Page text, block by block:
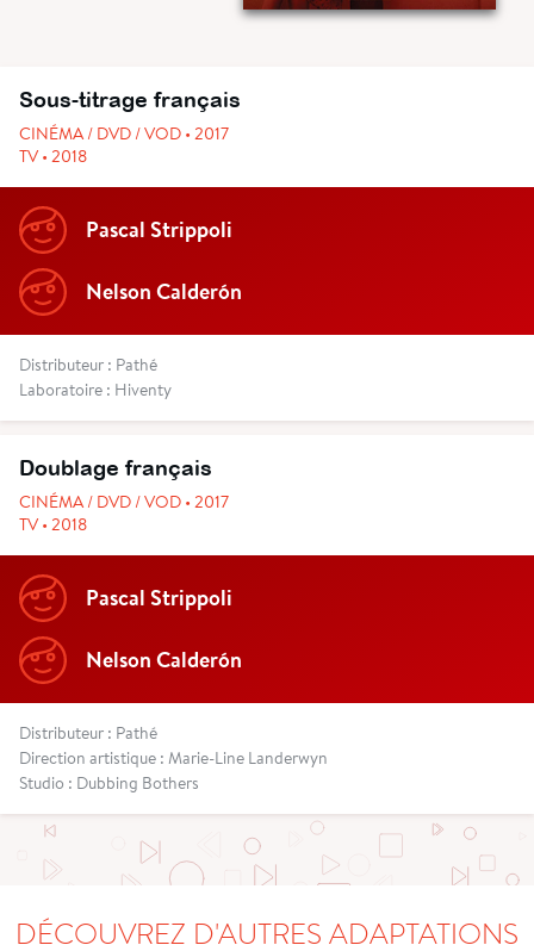
Sous-titrage français
CINÉMA / DVD / VOD • 2017
TV • 2018
Pascal Strippoli
Nelson Calderón
Distributeur : Pathé
Laboratoire : Hiventy
Doublage français
CINÉMA / DVD / VOD • 2017
TV • 2018
Pascal Strippoli
Nelson Calderón
Distributeur : Pathé
Direction artistique : Marie-Line Landerwyn
Studio : Dubbing Bothers
DÉCOUVREZ D'AUTRES ADAPTATIONS